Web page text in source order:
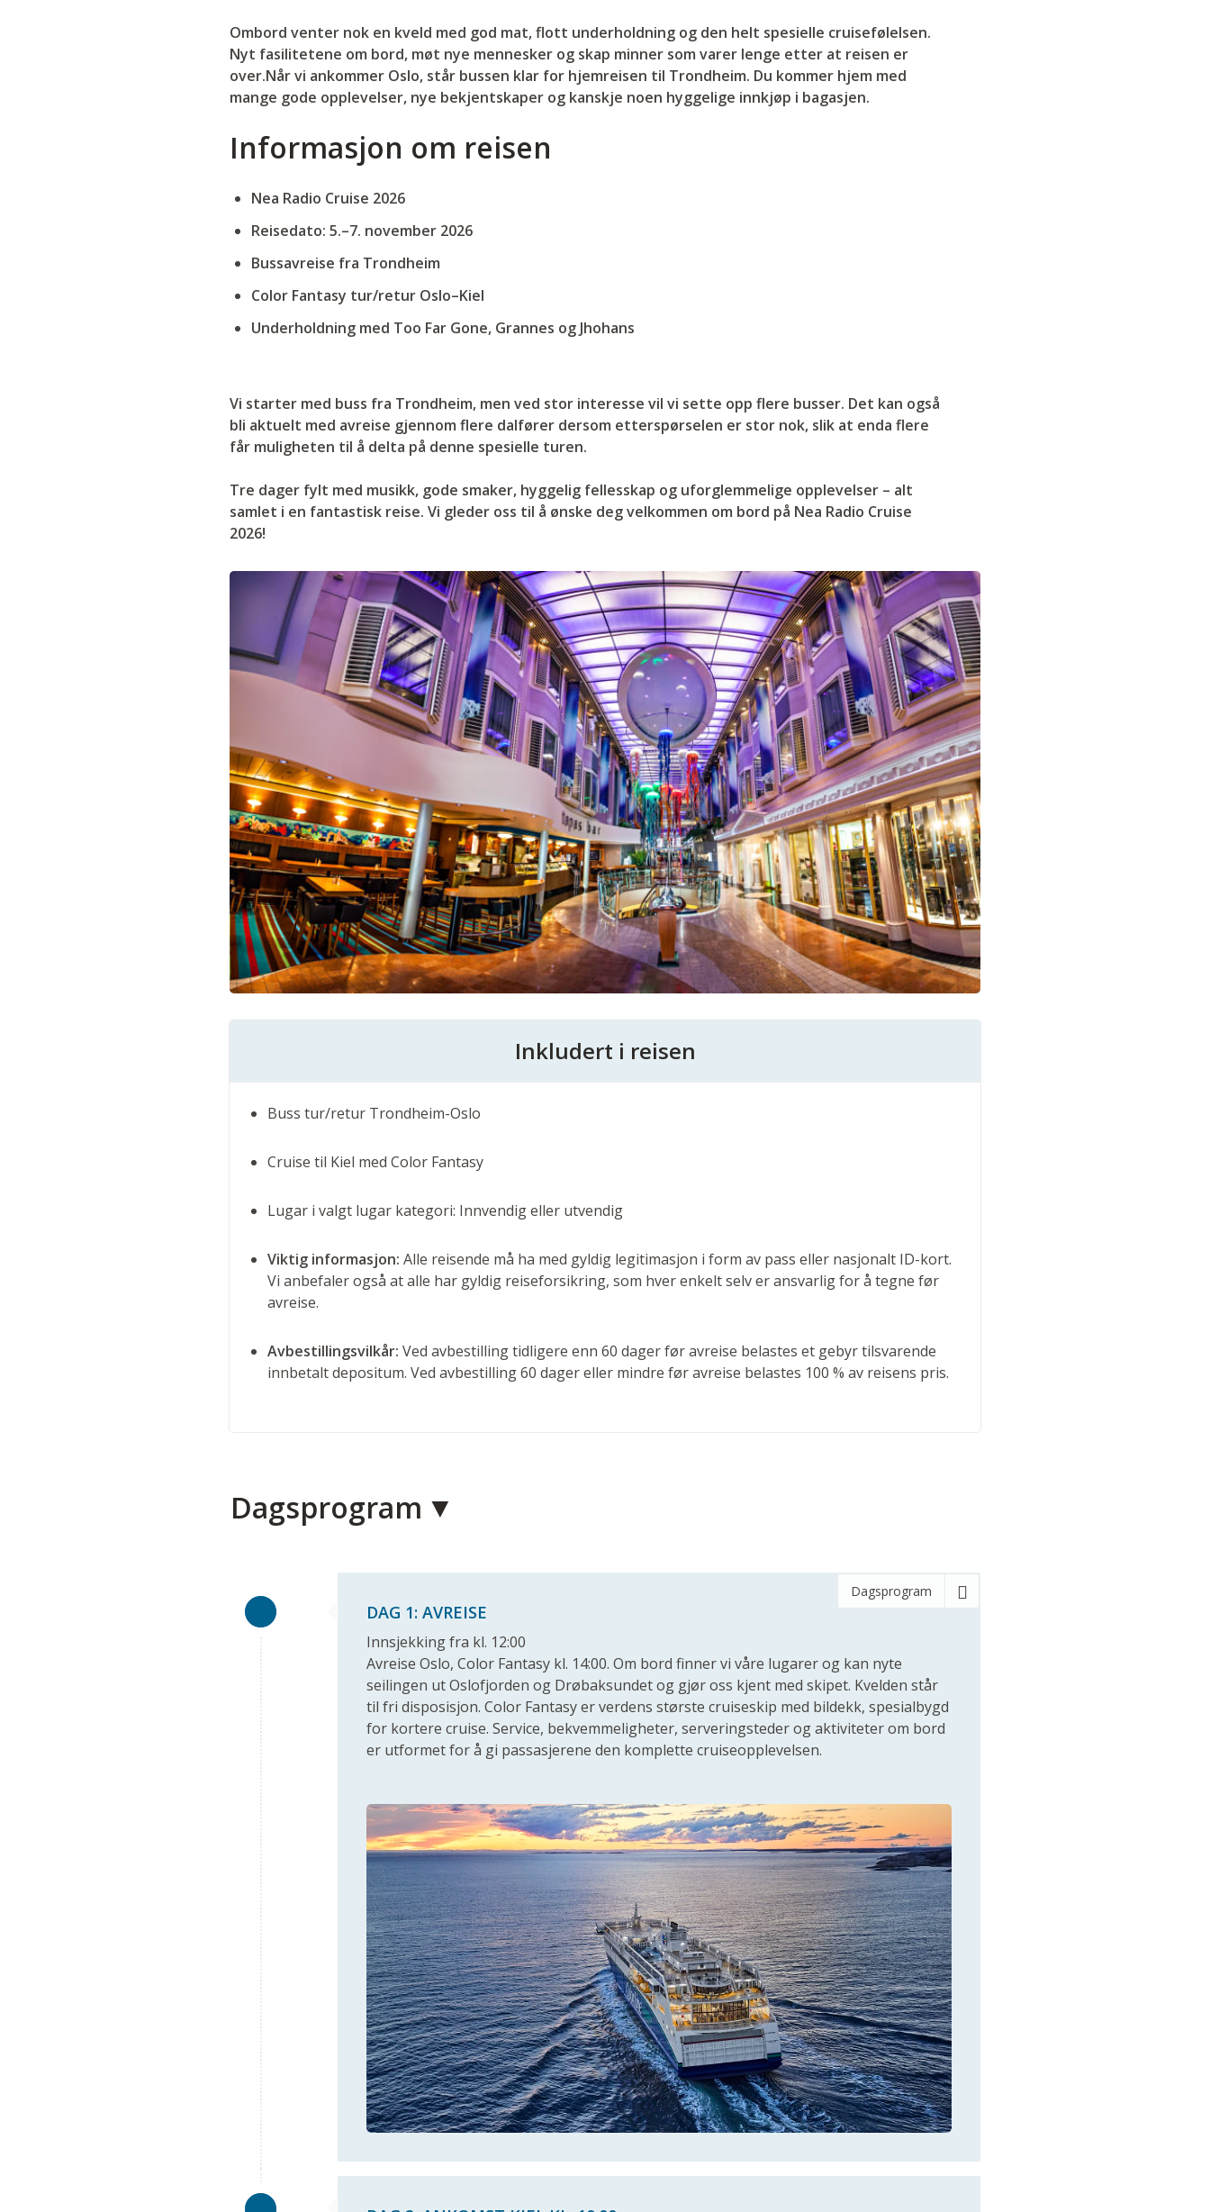
Ombord venter nok en kveld med god mat, flott underholdning og den helt spesielle cruisefølelsen.
Nyt fasilitetene om bord, møt nye mennesker og skap minner som varer lenge etter at reisen er
over.Når vi ankommer Oslo, står bussen klar for hjemreisen til Trondheim. Du kommer hjem med
mange gode opplevelser, nye bekjentskaper og kanskje noen hyggelige innkjøp i bagasjen.
Informasjon om reisen
Nea Radio Cruise 2026
Reisedato: 5.–7. november 2026
Bussavreise fra Trondheim
Color Fantasy tur/retur Oslo–Kiel
Underholdning med Too Far Gone, Grannes og Jhohans
Vi starter med buss fra Trondheim, men ved stor interesse vil vi sette opp flere busser. Det kan også
bli aktuelt med avreise gjennom flere dalfører dersom etterspørselen er stor nok, slik at enda flere
får muligheten til å delta på denne spesielle turen.
Tre dager fylt med musikk, gode smaker, hyggelig fellesskap og uforglemmelige opplevelser – alt
samlet i en fantastisk reise. Vi gleder oss til å ønske deg velkommen om bord på Nea Radio Cruise
2026!
Inkludert i reisen
Buss tur/retur Trondheim-Oslo
Cruise til Kiel med Color Fantasy
Lugar i valgt lugar kategori: Innvendig eller utvendig
Viktig informasjon: Alle reisende må ha med gyldig legitimasjon i form av pass eller nasjonalt ID-kort.
Vi anbefaler også at alle har gyldig reiseforsikring, som hver enkelt selv er ansvarlig for å tegne før
avreise.
Avbestillingsvilkår: Ved avbestilling tidligere enn 60 dager før avreise belastes et gebyr tilsvarende
innbetalt depositum. Ved avbestilling 60 dager eller mindre før avreise belastes 100 % av reisens pris.
Dagsprogram
Dagsprogram
DAG 1: AVREISE
Innsjekking fra kl. 12:00
Avreise Oslo, Color Fantasy kl. 14:00. Om bord finner vi våre lugarer og kan nyte
seilingen ut Oslofjorden og Drøbaksundet og gjør oss kjent med skipet. Kvelden står
til fri disposisjon. Color Fantasy er verdens største cruiseskip med bildekk, spesialbygd
for kortere cruise. Service, bekvemmeligheter, serveringsteder og aktiviteter om bord
er utformet for å gi passasjerene den komplette cruiseopplevelsen.